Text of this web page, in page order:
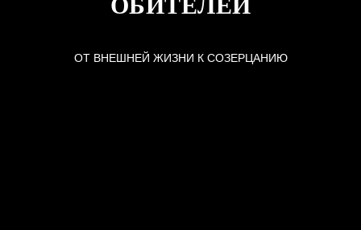
ОТ ВНЕШНЕЙ ЖИЗНИ К СОЗЕРЦАНИЮ